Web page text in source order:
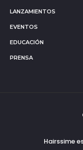
LANZAMIENTOS
EVENTOS
EDUCACIÓN
PRENSA
Hairssime